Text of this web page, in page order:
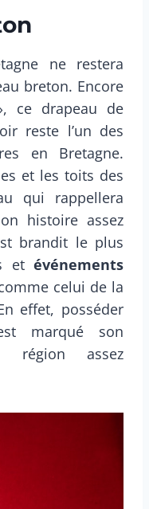
ne restera
breton. Encore
ce drapeau de
reste l’un des
en Bretagne.
et les toits des
qui rappellera
histoire assez
brandit le plus
et événements
celui de la
effet, posséder
marqué son
région assez